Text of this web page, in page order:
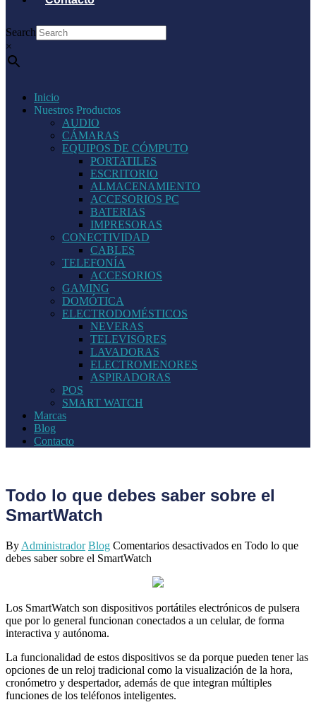
Search
×
Inicio
Nuestros Productos
AUDIO
CÁMARAS
EQUIPOS DE CÓMPUTO
PORTATILES
ESCRITORIO
ALMACENAMIENTO
ACCESORIOS PC
BATERIAS
IMPRESORAS
CONECTIVIDAD
CABLES
TELEFONÍA
ACCESORIOS
GAMING
DOMÓTICA
ELECTRODOMÉSTICOS
NEVERAS
TELEVISORES
LAVADORAS
ELECTROMENORES
ASPIRADORAS
POS
SMART WATCH
Marcas
Blog
Contacto
Todo lo que debes saber sobre el
SmartWatch
By Administrador Blog Comentarios desactivados en Todo lo que
debes saber sobre el SmartWatch
Los SmartWatch son dispositivos portátiles electrónicos de pulsera
que por lo general funcionan conectados a un celular, de forma
interactiva y autónoma.
La funcionalidad de estos dispositivos se da porque pueden tener las
opciones de un reloj tradicional como la visualización de la hora,
cronómetro y despertador, además de que integran múltiples
funciones de los teléfonos inteligentes.